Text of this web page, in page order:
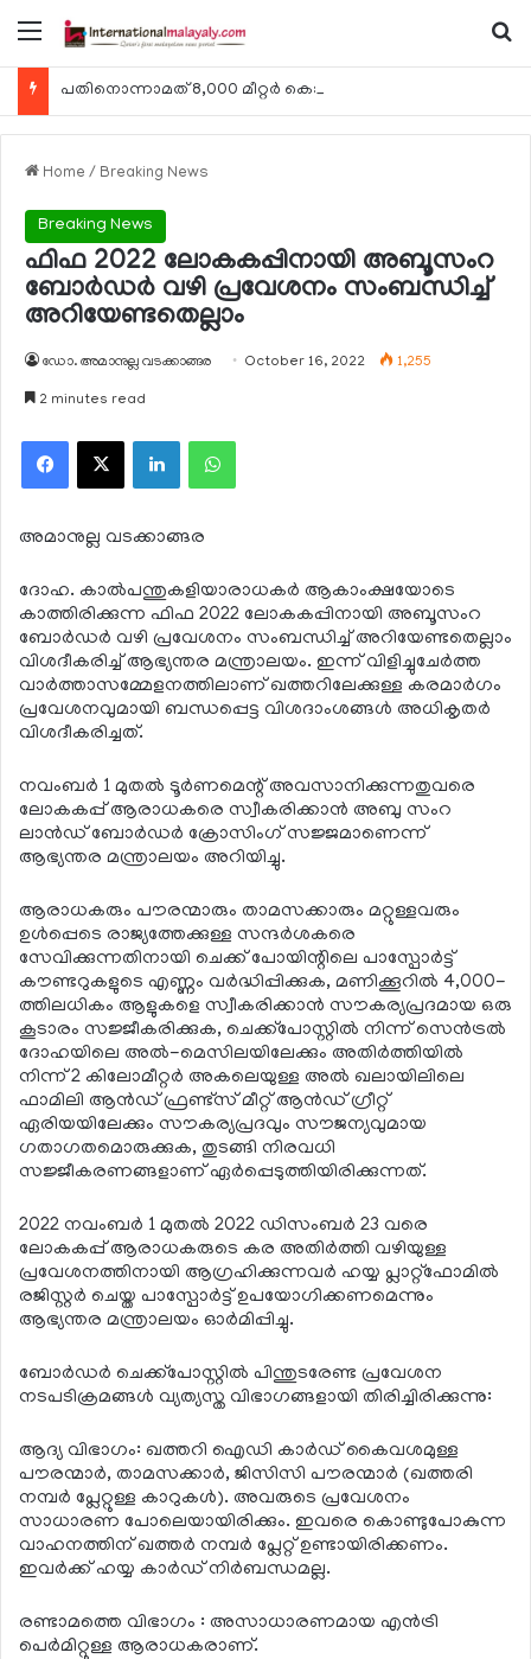
Menu
Home / Breaking News
Breaking News
ഫിഫ 2022 ലോകകപ്പിനായി അബൂസംറ
ബോര്‍ഡര്‍ വഴി പ്രവേശനം സംബന്ധിച്ച്
അറിയേണ്ടതെല്ലാം
ഡോ. അമാനുല്ല വടക്കാങ്ങര October 16, 2022 1,255
2 minutes read
Facebook
X LinkedInWhatsApp
അമാനുല്ല വടക്കാങ്ങര
ദോഹ. കാല്‍പന്തുകളിയാരാധകര്‍ ആകാംക്ഷയോടെ
കാത്തിരിക്കുന്ന ഫിഫ 2022 ലോകകപ്പിനായി അബൂസംറ
ബോര്‍ഡര്‍ വഴി പ്രവേശനം സംബന്ധിച്ച് അറിയേണ്ടതെല്ലാം
വിശദീകരിച്ച് ആഭ്യന്തര മന്ത്രാലയം. ഇന്ന് വിളിച്ചുചേര്‍ത്ത
വാര്‍ത്താസമ്മേളനത്തിലാണ് ഖത്തറിലേക്കുള്ള കരമാര്‍ഗം
പ്രവേശനവുമായി ബന്ധപ്പെട്ട വിശദാംശങ്ങള്‍ അധികൃതര്‍
വിശദീകരിച്ചത്.
നവംബര്‍ 1 മുതല്‍ ടൂര്‍ണമെന്റ് അവസാനിക്കുന്നതുവരെ
ലോകകപ്പ് ആരാധകരെ സ്വീകരിക്കാന്‍ അബു സംറ
ലാന്‍ഡ് ബോര്‍ഡര്‍ ക്രോസിംഗ് സജ്ജമാണെന്ന്
ആഭ്യന്തര മന്ത്രാലയം അറിയിച്ചു.
ആരാധകരും പൗരന്മാരും താമസക്കാരും മറ്റുള്ളവരും
ഉള്‍പ്പെടെ രാജ്യത്തേക്കുള്ള സന്ദര്‍ശകരെ
സേവിക്കുന്നതിനായി ചെക്ക് പോയിന്റിലെ പാസ്പോര്‍ട്ട്
കൗണ്ടറുകളുടെ എണ്ണം വര്‍ദ്ധിപ്പിക്കുക, മണിക്കൂറില്‍ 4,000-
ത്തിലധികം ആളുകളെ സ്വീകരിക്കാന്‍ സൗകര്യപ്രദമായ ഒരു
കൂടാരം സജ്ജീകരിക്കുക, ചെക്ക്പോസ്റ്റില്‍ നിന്ന് സെന്‍ട്രല്‍
ദോഹയിലെ അല്‍-മെസിലയിലേക്കും അതിര്‍ത്തിയില്‍
നിന്ന് 2 കിലോമീറ്റര്‍ അകലെയുള്ള അല്‍ ഖലായിലിലെ
ഫാമിലി ആന്‍ഡ് ഫ്രണ്ട്സ് മീറ്റ് ആന്‍ഡ് ഗ്രീറ്റ്
ഏരിയയിലേക്കും സൗകര്യപ്രദവും സൗജന്യവുമായ
ഗതാഗതമൊരുക്കുക, തുടങ്ങി നിരവധി
സജ്ജീകരണങ്ങളാണ് ഏര്‍പ്പെടുത്തിയിരിക്കുന്നത്.
2022 നവംബര്‍ 1 മുതല്‍ 2022 ഡിസംബര്‍ 23 വരെ
ലോകകപ്പ് ആരാധകരുടെ കര അതിര്‍ത്തി വഴിയുള്ള
പ്രവേശനത്തിനായി ആഗ്രഹിക്കുന്നവര്‍ ഹയ്യ പ്ലാറ്റ്ഫോമില്‍
രജിസ്റ്റര്‍ ചെയ്ത പാസ്പോര്‍ട്ട് ഉപയോഗിക്കണമെന്നും
ആഭ്യന്തര മന്ത്രാലയം ഓര്‍മിപ്പിച്ചു.
ബോര്‍ഡര്‍ ചെക്ക്പോസ്റ്റില്‍ പിന്തുടരേണ്ട പ്രവേശന
നടപടിക്രമങ്ങള്‍ വ്യത്യസ്ത വിഭാഗങ്ങളായി തിരിച്ചിരിക്കുന്നു:
ആദ്യ വിഭാഗം: ഖത്തറി ഐഡി കാര്‍ഡ് കൈവശമുള്ള
പൗരന്മാര്‍, താമസക്കാര്‍, ജിസിസി പൗരന്മാര്‍ (ഖത്തരി
നമ്പര്‍ പ്ലേറ്റുള്ള കാറുകള്‍). അവരുടെ പ്രവേശനം
സാധാരണ പോലെയായിരിക്കും. ഇവരെ കൊണ്ടുപോകുന്ന
വാഹനത്തിന് ഖത്തര്‍ നമ്പര്‍ പ്ലേറ്റ് ഉണ്ടായിരിക്കണം.
ഇവര്‍ക്ക് ഹയ്യ കാര്‍ഡ് നിര്‍ബന്ധമല്ല.
രണ്ടാമത്തെ വിഭാഗം : അസാധാരണമായ എന്‍ട്രി
പെര്‍മിറ്റുള്ള ആരാധകരാണ്.